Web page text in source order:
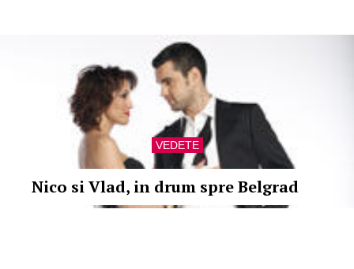
VEDETE
Nico si Vlad, in drum spre Belgrad